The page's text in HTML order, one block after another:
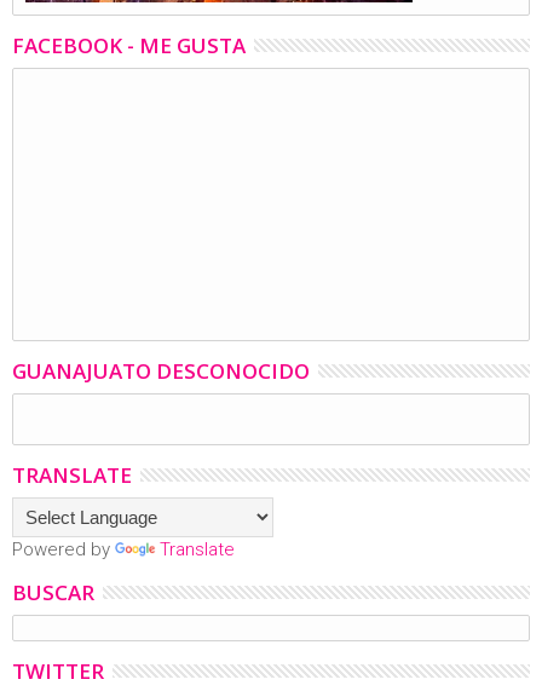
FACEBOOK - ME GUSTA
GUANAJUATO DESCONOCIDO
TRANSLATE
Powered by Translate
BUSCAR
TWITTER